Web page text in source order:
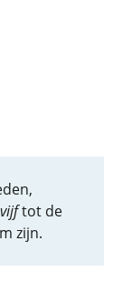
vijftot de
zijn.